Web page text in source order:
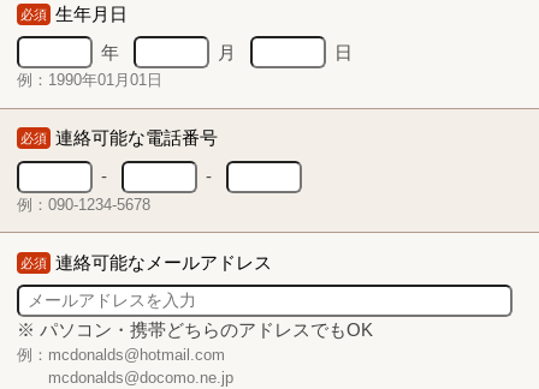
必須 生年月日
年
月 日
例：1990年01月01日
必須 連絡可能な電話番号
-
-
例：090-1234-5678
必須 連絡可能なメールアドレス
※ パソコン・携帯どちらのアドレスでもOK
例：mcdonalds@hotmail.com
mcdonalds@docomo.ne.jp